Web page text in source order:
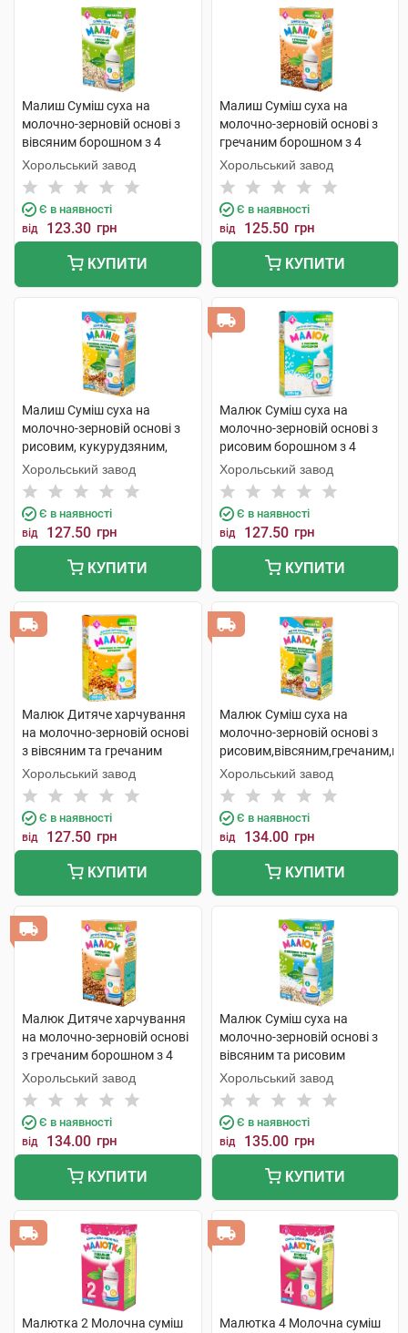
Малиш Суміш суха на
молочно-зерновій основі з
вівсяним борошном з 4
місяців 350 г 1 коробка
Хорольський завод
Є в наявності
від 123.30 грн
КУПИТИ
Малиш Суміш суха на
молочно-зерновій основі з
гречаним борошном з 4
місяців 350 г 1 коробка
Хорольський завод
Є в наявності
від 125.50 грн
КУПИТИ
Малиш Суміш суха на
молочно-зерновій основі з
рисовим, кукурудзяним,
вівсяним, гречаним
борошном з 6 міс. 350 г 1
коробка
Хорольський завод
Є в наявності
від 127.50 грн
КУПИТИ
Малюк Суміш суха на
молочно-зерновій основі з
рисовим борошном з 4
місяців 350 г 1 коробка
Хорольський завод
Є в наявності
від 127.50 грн
КУПИТИ
Малюк Дитяче харчування
на молочно-зерновій основі
з вівсяним та гречаним
борошном з 6 місяців 350 г 1
пачка
Хорольський завод
Є в наявності
від 127.50 грн
КУПИТИ
Малюк Суміш суха на
молочно-зерновій основі з
борошном з 6 місяців 350 г 1
коробка
Хорольський завод
Є в наявності
від 134.00 грн
КУПИТИ
Малюк Дитяче харчування
на молочно-зерновій основі
з гречаним борошном з 4
місяців 350 г 1 коробка
Хорольський завод
Є в наявності
від 134.00 грн
КУПИТИ
Малюк Суміш суха на
молочно-зерновій основі з
вівсяним та рисовим
борошном з 6 місяців 350 г 1
коробка
Хорольський завод
Є в наявності
від 135.00 грн
КУПИТИ
Малютка 2 Молочна суміш
Малютка 4 Молочна суміш